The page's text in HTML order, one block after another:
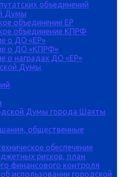
объединений
Думы
объединение ЕР
объединение КПРФ
о ДО «ЕР»
о ДО «КПРФ»
о наградах ДО «ЕР»
Думы
Думы города Шахты
общественные
обеспечение
рисков, план
финансового контроля
использовании городской